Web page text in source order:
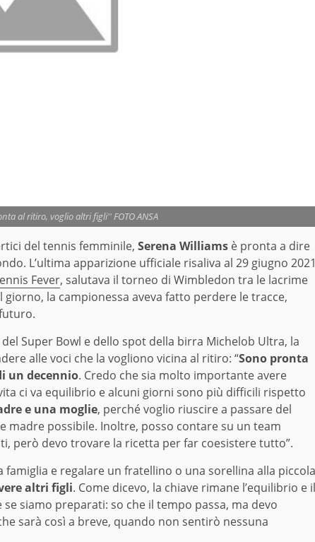
al ritiro, voglio altri figli'' FOTO ANSA
del tennis femminile, Serena Williams è pronta a dire
L’ultima apparizione ufficiale risaliva al 29 giugno
Fever, salutava il torneo di Wimbledon tra le lacrime
la campionessa aveva fatto perdere le tracce,
Super Bowl e dello spot della birra Michelob Ultra, la
alle voci che la vogliono vicina al ritiro: “Sono pronta
un decennio. Credo che sia molto importante avere
ci va equilibrio e alcuni giorni sono più difficili rispetto
e una moglie, perché voglio riuscire a passare del
madre possibile. Inoltre, posso contare su un team
però devo trovare la ricetta per far coesistere tutto”.
e regalare un fratellino o una sorellina alla piccola
altri figli. Come dicevo, la chiave rimane l’equilibrio e il
siamo preparati: so che il tempo passa, ma devo
sarà così a breve, quando non sentirò nessuna